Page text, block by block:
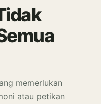
memerlukan
atau petikan